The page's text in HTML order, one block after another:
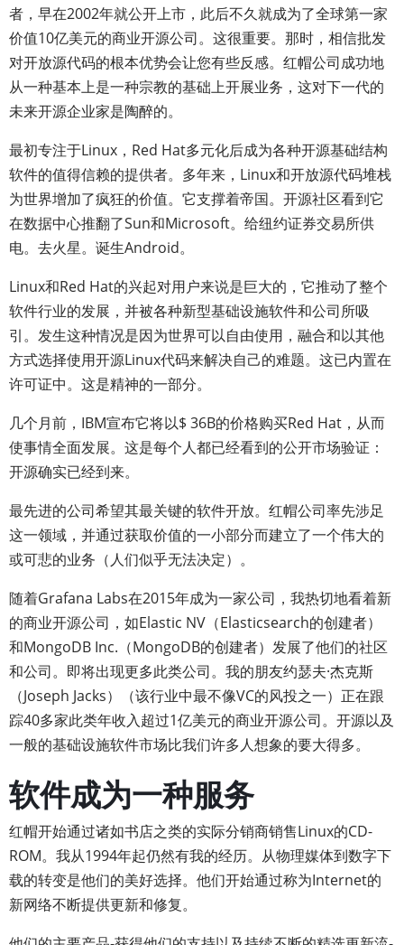
者，早在2002年就公开上市，此后​​不久就成为了全球第一家
价值10亿美元的商业开源公司。这很重要。那时，相信批发
对开放源代码的根本优势会让您有些反感。红帽公司成功地
从一种基本上是一种宗教的基础上开展业务，这对下一代的
未来开源企业家是陶醉的。
最初专注于Linux，Red Hat多元化后成为各种开源基础结构
软件的值得信赖的提供者。多年来，Linux和开放源代码堆栈
为世界增加了疯狂的价值。它支撑着帝国。开源社区看到它
在数据中心推翻了Sun和Microsoft。给纽约证券交易所供
电。去火星。诞生Android。
Linux和Red Hat的兴起对用户来说是巨大的，它推动了整个
软件行业的发展，并被各种新型基础设施软件和公司所吸
引。发生这种情况是因为世界可以自由使用，融合和以其他
方式选择使用开源Linux代码来解决自己的难题。这已内置在
许可证中。这是精神的一部分。
几个月前，IBM宣布它将以$ 36B的价格购买Red Hat，从而
使事情全面发展。这是每个人都已经看到的公开市场验证：
开源确实已经到来。
最先进的公司希望其最关键的软件开放。红帽公司率先涉足
这一领域，并通过获取价值的一小部分而建立了一个伟大的
或可悲的业务（人们似乎无法决定）。
随着Grafana Labs在2015年成为一家公司，我热切地看着新
的商业开源公司，如Elastic NV（Elasticsearch的创建者）
和MongoDB Inc.（MongoDB的创建者）发展了他们的社区
和公司。即将出现更多此类公司。我的朋友约瑟夫·杰克斯
（Joseph Jacks）（该行业中最不像VC的风投之一）正在跟
踪40多家此类年收入超过1亿美元的商业开源公司。开源以及
一般的基础设施软件市场比我们许多人想象的要大得多。
软件成为一种服务
红帽开始通过诸如书店之类的实际分销商销售Linux的CD-
ROM。我从1994年起仍然有我的经历。从物理媒体到数字下
载的转变是他们的美好选择。他们开始通过称为Internet的
新网络不断提供更新和修复。